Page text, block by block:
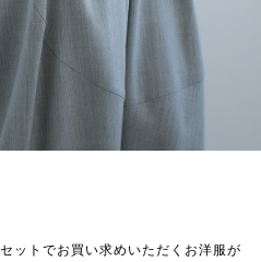
ットでお買い求めいただくお洋服が